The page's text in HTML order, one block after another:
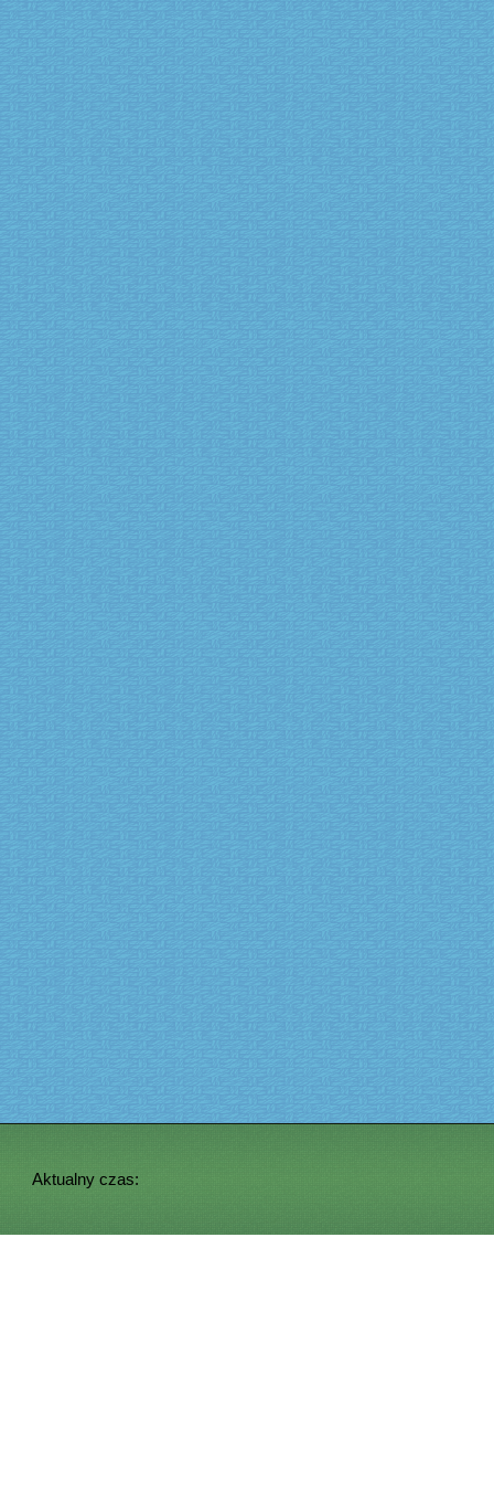
Aktualny czas: